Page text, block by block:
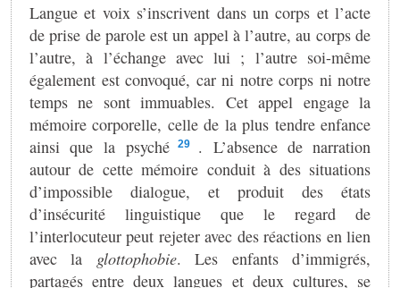
Langue et voix s’inscrivent dans un corps et l’acte
de prise de parole est un appel à l’autre, au corps de
l’autre, à l’échange avec lui ; l’autre soi-même
également est convoqué, car ni notre corps ni notre
temps ne sont immuables. Cet appel engage la
mémoire corporelle, celle de la plus tendre enfance
ainsi que la psyché29 . L’absence de narration
autour de cette mémoire conduit à des situations
d’impossible dialogue, et produit des états
d’insécurité linguistique que le regard de
l’interlocuteur peut rejeter avec des réactions en lien
avec la glottophobie. Les enfants d’immigrés,
partagés entre deux langues et deux cultures, se